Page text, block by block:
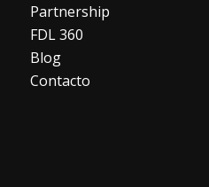
Partnership
FDL 360
Blog
Contacto